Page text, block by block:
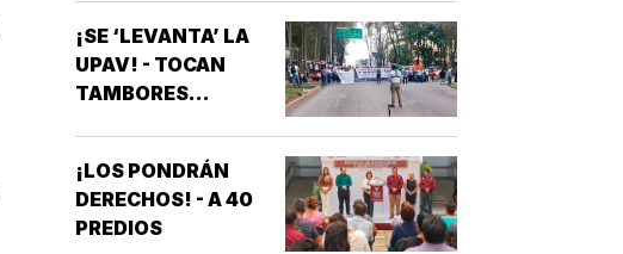
¡SE ‘LEVANTA’ LA
UPAV! - TOCAN
TAMBORES...
¡LOS PONDRÁN
DERECHOS! - A 40
PREDIOS